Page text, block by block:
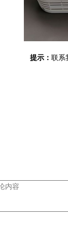
提示： 联系